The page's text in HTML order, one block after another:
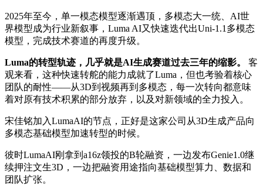
2025年至今，单一模态模型逐渐遇顶，多模态大一统、AI世
界模型成为行业新叙事，Luma AI又快速迭代出Uni-1.1多模态
模型，完成技术赛道的再度升级。
Luma的转型轨迹，几乎就是AI生成赛道过去三年的缩影。
客
观来看，这种快速转舵的能力成就了Luma，但也考验着核心
团队的耐性——从3D到视频再到多模态，每一次转向都意味
着对原有技术积累的部分放弃，以及对新领域的全力投入。
宋佳铭加入LumaAI的节点，正好是这家公司从3D生成产品向
多模态基础模型加速转型的时候。
彼时LumaAI刚拿到a16z领投的B轮融资，一边发布Genie1.0继
续押注文生3D，一边把融资用途指向基础模型算力、数据和
团队扩张。